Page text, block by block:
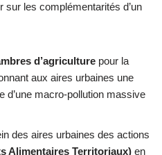
les complémentarités d’un
d’agriculture pour la
aux aires urbaines une
d’une macro-pollution massive
des aires urbaines des actions
Alimentaires Territoriaux) en